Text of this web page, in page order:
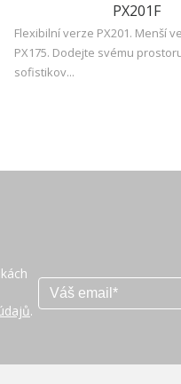
PX201F
Flexibilní verze PX201. Menší
PX175. Dodejte svému
sofistikov...
.